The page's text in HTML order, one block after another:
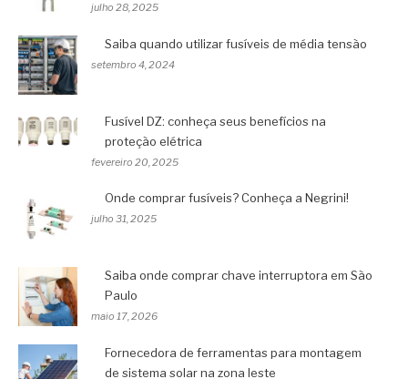
julho 28, 2025
Saiba quando utilizar fusíveis de média tensão
setembro 4, 2024
Fusível DZ: conheça seus benefícios na
proteção elétrica
fevereiro 20, 2025
Onde comprar fusíveis? Conheça a Negrini!
julho 31, 2025
Saiba onde comprar chave interruptora em São
Paulo
maio 17, 2026
Fornecedora de ferramentas para montagem
de sistema solar na zona leste